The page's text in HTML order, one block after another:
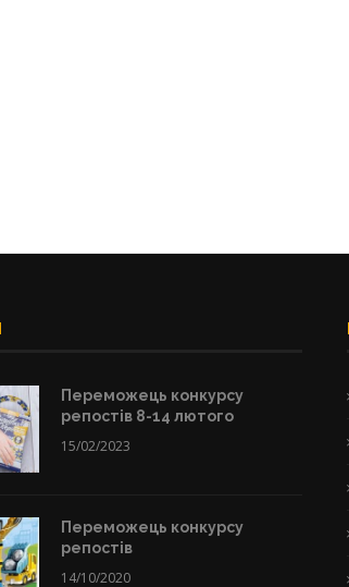
Переможець конкурсу
репостів 8-14 лютого
15/02/2023
Переможець конкурсу
репостів
14/10/2020